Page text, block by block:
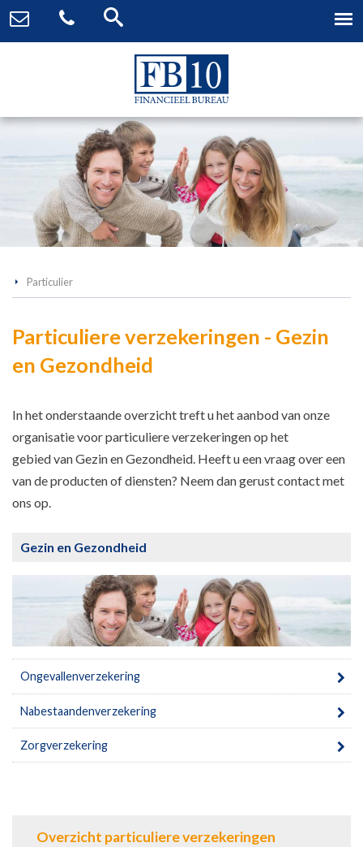
Particulier
Particuliere verzekeringen - Gezin
en Gezondheid
In het onderstaande overzicht treft u het aanbod van onze
organisatie voor particuliere verzekeringen op het
gebied van Gezin en Gezondheid. Heeft u een vraag over een
van de producten of diensten? Neem dan gerust contact met
ons op.
Gezin en Gezondheid
Ongevallenverzekering
Nabestaandenverzekering
Zorgverzekering
Overzicht particuliere verzekeringen